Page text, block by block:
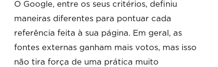
O Google, entre os seus critérios, definiu
maneiras diferentes para pontuar cada
referência feita à sua página. Em geral, as
fontes externas ganham mais votos, mas isso
não tira força de uma prática muito